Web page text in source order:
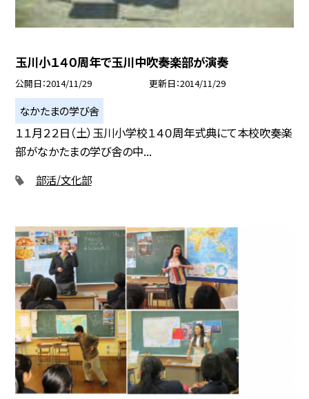
玉川小１４０周年で玉川中吹奏楽部が演奏
公開日 2014/11/29 更新日 2014/11/29
なかたまの学び舎
１１月２２日（土）玉川小学校１４０周年式典にて本校吹奏楽
部がなかたまの学び舎の中...
部活/文化部